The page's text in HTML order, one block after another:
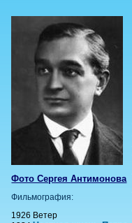
Фото Сергея Антимонова
Фильмография:
1926 Ветер